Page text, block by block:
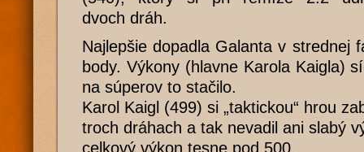
dvoch dráh.
Najlepšie dopadla Galanta v strednej
body. Výkony (hlavne Karola Kaigla)
na súperov to stačilo.
Karol Kaigl (499) si „taktickou“ hrou
troch dráhach a tak nevadil ani slabý
celkový výkon tesne pod 500.